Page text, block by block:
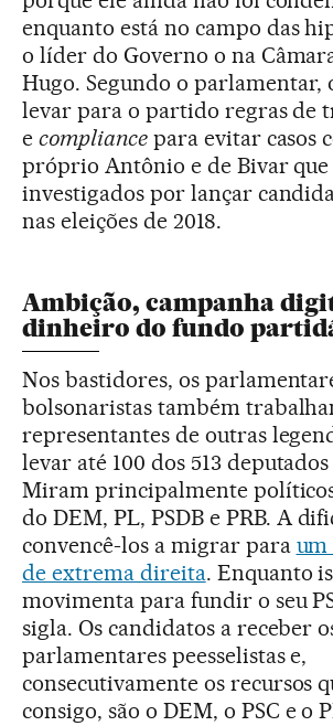
enquanto está no campo das
o líder do Governo o na
Hugo. Segundo o parlamentar,
levar para o partido regras de
e compliancepara evitar casos
próprio Antônio e de Bivar que
investigados por lançar
nas eleições de 2018.
Ambição, campanha
dinheiro do fundo
Nos bastidores, os
bolsonaristas também
representantes de outras
levar até 100 dos 513
Miram principalmente
do DEM, PL, PSDB e PRB. A
convencê-los a migrar para um
de extrema direita. Enquanto
movimenta para fundir o seu
sigla. Os candidatos a receber
parlamentares peesselistas e,
consecutivamente os recursos
consigo, são o DEM, o PSC e o